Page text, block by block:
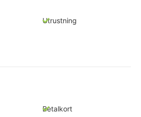
Utrustning
Betalkort